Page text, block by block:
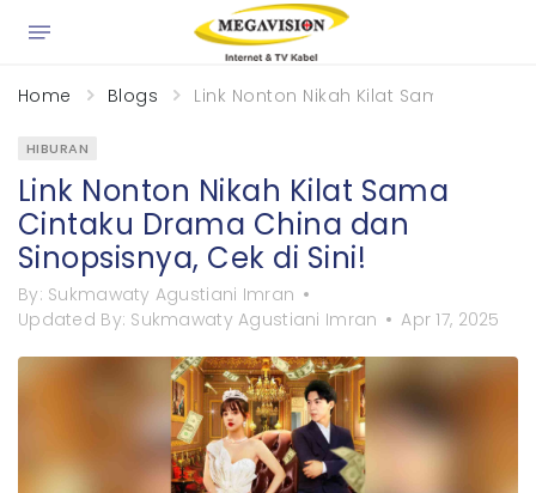
Home Blogs Link Nonton Nikah Kilat Sama
HIBURAN
Link Nonton Nikah Kilat Sama
Cintaku Drama China dan
Sinopsisnya, Cek di Sini!
By: Sukmawaty Agustiani Imran
Updated By: Sukmawaty Agustiani Imran Apr 17, 2025